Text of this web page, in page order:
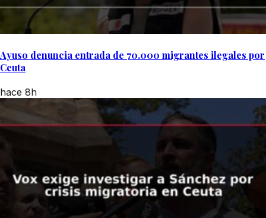
Ayuso denuncia entrada de 70.000 migrantes ilegales por
Ceuta
hace 8h